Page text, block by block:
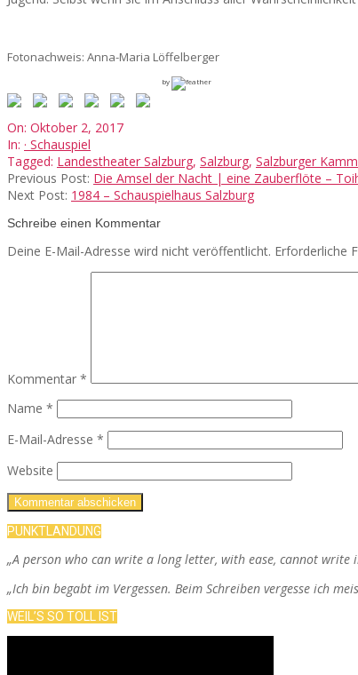
Fotonachweis: Anna-Maria Löffelberger
by
2017-
10-
02
On: Oktober 2, 2017
In: · Schauspiel
Tagged: Landestheater Salzburg, Salzburg, Salzburger
Previous Post: Die Amsel der Nacht | eine Zauberflöte –
Next Post: 1984 – Schauspielhaus Salzburg
Schreibe einen Kommentar
Deine E-Mail-Adresse wird nicht veröffentlicht. Erforderliche
Kommentar *
Name *
E-Mail-Adresse *
Website
PUNKTLANDUNG
„A person who can write a long letter, with ease, cannot write
„Ich bin begabt im Vergessen. Beim Schreiben vergesse ich
WEIL’S SO TOLL IST